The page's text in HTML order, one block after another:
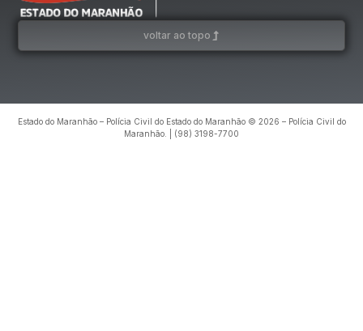
voltar ao topo
Estado do Maranhão – Polícia Civil do Estado do Maranhão © 2026 – Polícia Civil do
Maranhão. | (98) 3198-7700